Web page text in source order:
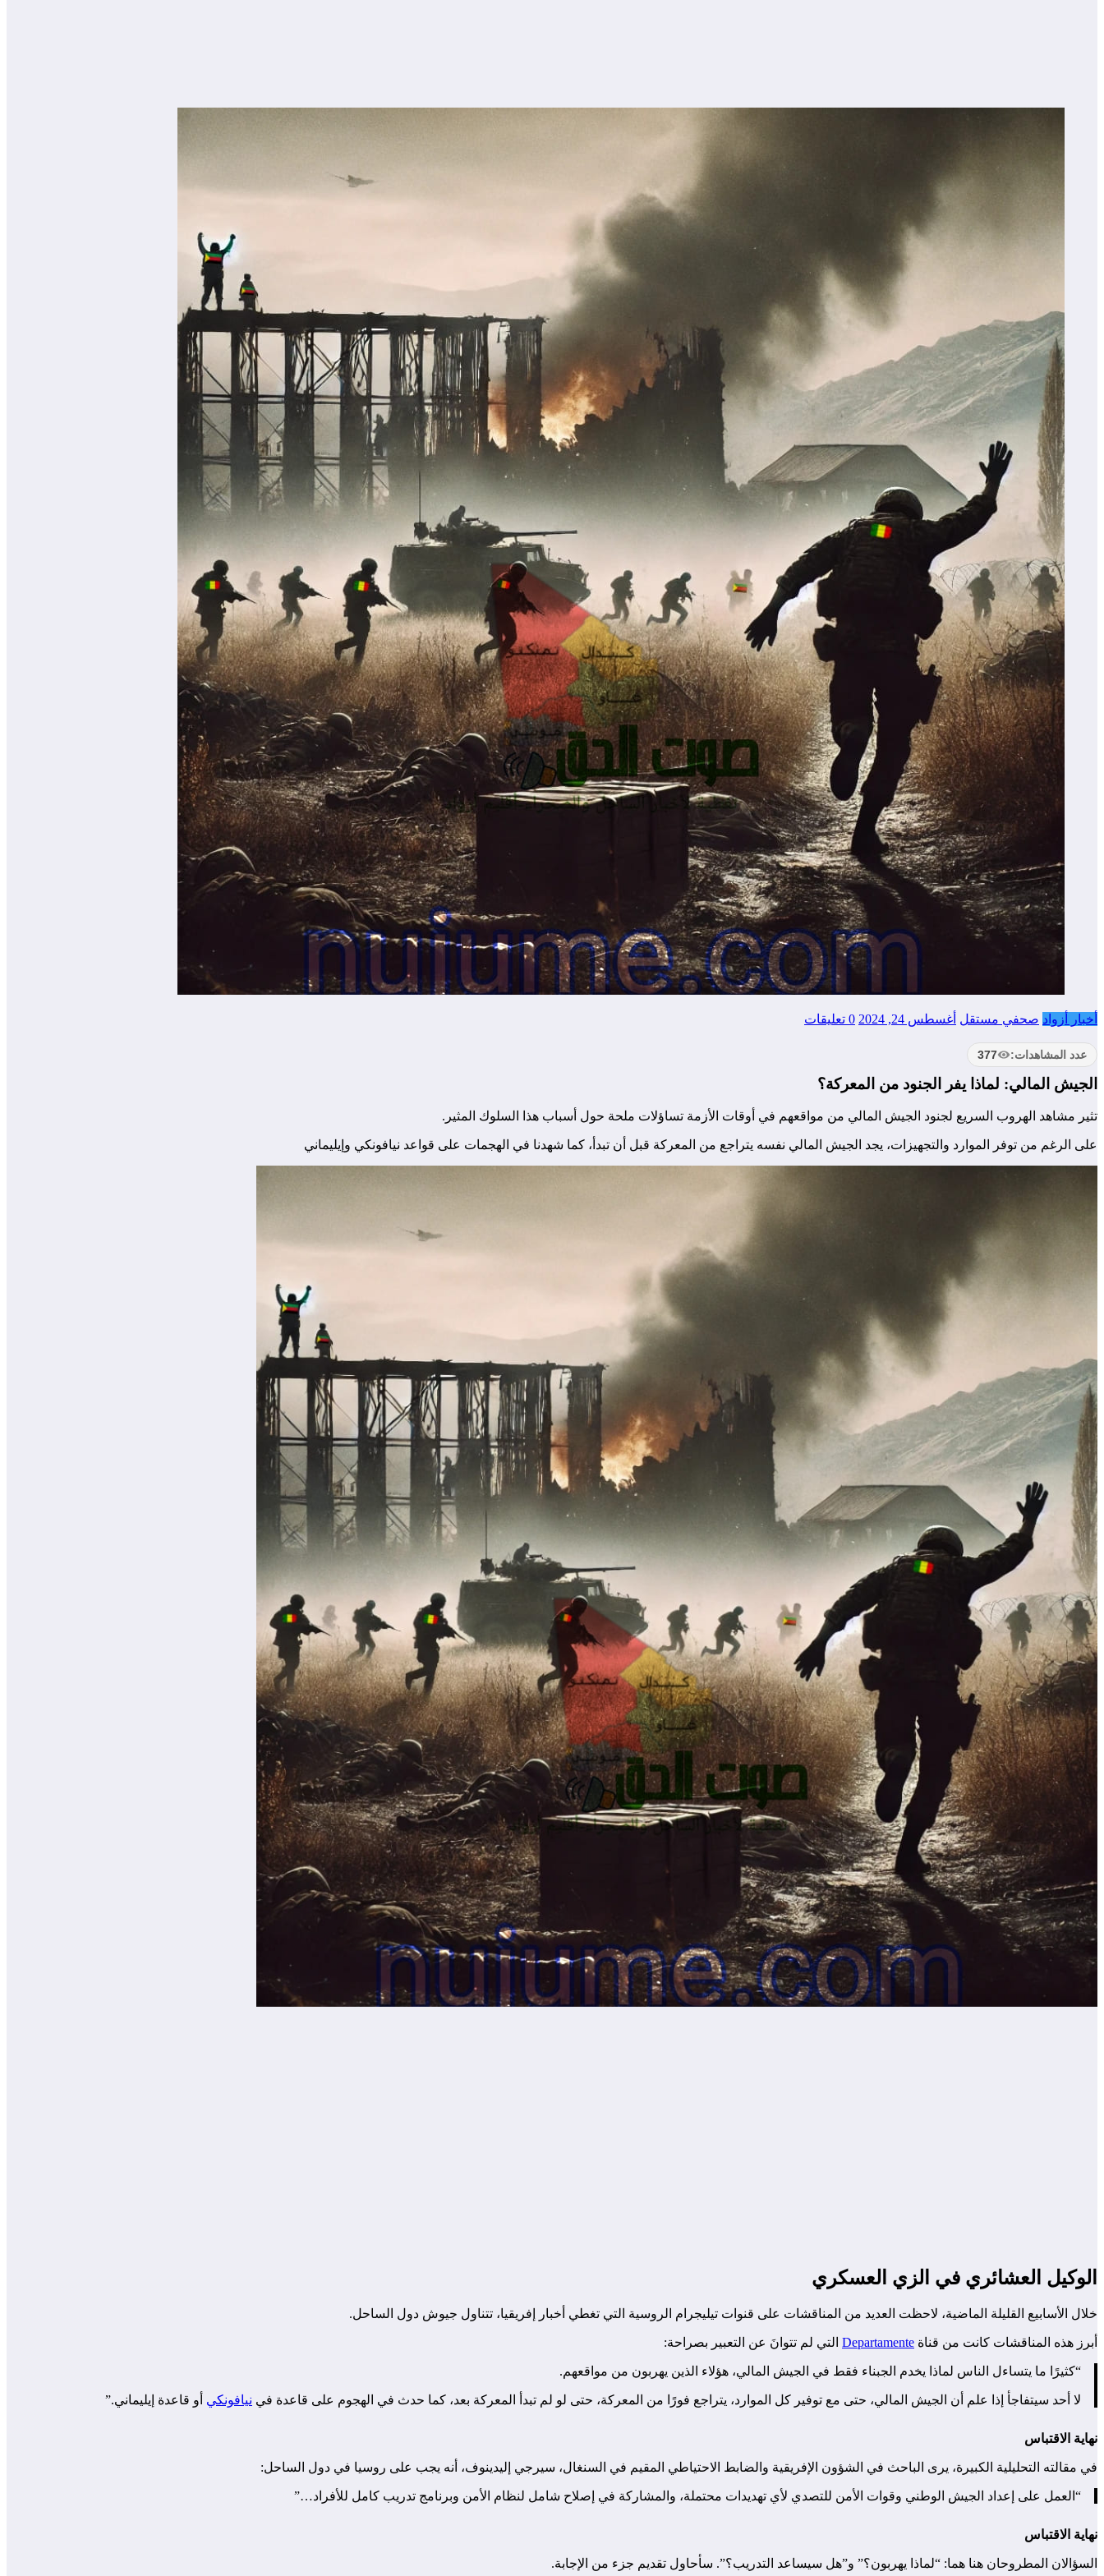
أخبار أزواد صحفي مستقل أغسطس 24, 2024 0 تعليقات
عدد المشاهدات: 377
الجيش المالي: لماذا يفر الجنود من المعركة؟
تثير مشاهد الهروب السريع لجنود الجيش المالي من مواقعهم في أوقات الأزمة تساؤلات ملحة حول أسباب هذا السلوك المثير.
على الرغم من توفر الموارد والتجهيزات، يجد الجيش المالي نفسه يتراجع من المعركة قبل أن تبدأ، كما شهدنا في الهجمات على قواعد نيافونكي وإيليماني
الوكيل العشائري في الزي العسكري
خلال الأسابيع القليلة الماضية، لاحظت العديد من المناقشات على قنوات تيليجرام الروسية التي تغطي أخبار إفريقيا، تتناول جيوش دول الساحل.
أبرز هذه المناقشات كانت من قناة Departamente التي لم تتوانَ عن التعبير بصراحة:
“كثيرًا ما يتساءل الناس لماذا يخدم الجبناء فقط في الجيش المالي، هؤلاء الذين يهربون من مواقعهم.
لا أحد سيتفاجأ إذا علم أن الجيش المالي، حتى مع توفير كل الموارد، يتراجع فورًا من المعركة، حتى لو لم تبدأ المعركة بعد، كما حدث في الهجوم على قاعدة في نيافونكي أو قاعدة إيليماني.”
نهاية الاقتباس
في مقالته التحليلية الكبيرة، يرى الباحث في الشؤون الإفريقية والضابط الاحتياطي المقيم في السنغال، سيرجي إليدينوف، أنه يجب على روسيا في دول الساحل:
“العمل على إعداد الجيش الوطني وقوات الأمن للتصدي لأي تهديدات محتملة، والمشاركة في إصلاح شامل لنظام الأمن وبرنامج تدريب كامل للأفراد…”
نهاية الاقتباس
السؤالان المطروحان هنا هما: “لماذا يهربون؟” و”هل سيساعد التدريب؟”. سأحاول تقديم جزء من الإجابة.